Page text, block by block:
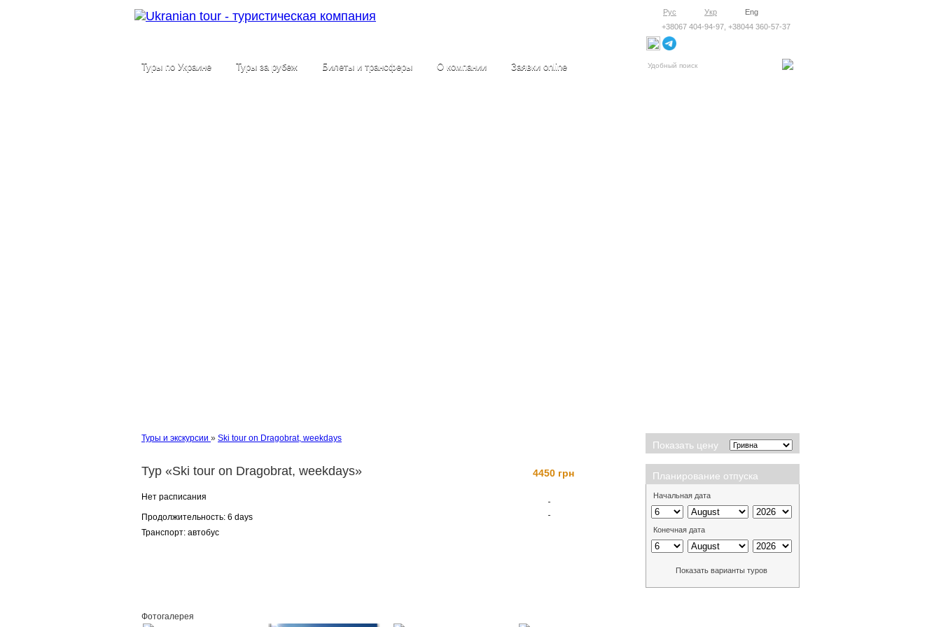
Рус Укр
Eng
+38067 404-94-97, +38044 360-57-37
Туры по Украине Туры за рубеж Билеты и трансферы О компании Заявки online
Туры и экскурсии » Ski tour on Dragobrat, weekdays
Тур «Ski tour on Dragobrat, weekdays» 4450 грн
Нет расписания
Продолжительность: 6 days
Транспорт: автобус
Фотогалерея
Показать цену
Планирование отпуска
Начальная дата
Конечная дата